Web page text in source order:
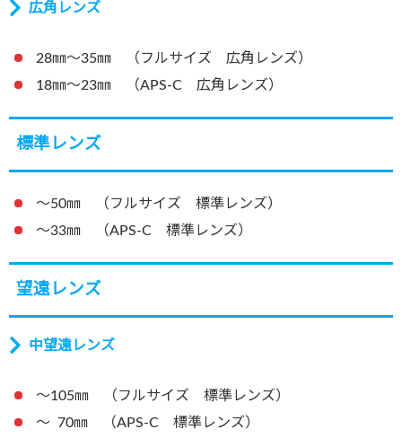
広角レンズ
28㎜～35㎜ （フルサイズ 広角レンズ）
18㎜～23㎜ （APS-C 広角レンズ）
標準レンズ
～50㎜ （フルサイズ 標準レンズ）
～33㎜ （APS-C 標準レンズ）
望遠レンズ
中望遠レンズ
～105㎜ （フルサイズ 標準レンズ）
～ 70㎜ （APS-C 標準レンズ）